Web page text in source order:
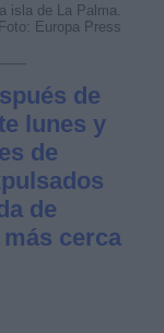
isla de La Palma.
Foto: Europa Press
de
lunes y
de
de
cerca